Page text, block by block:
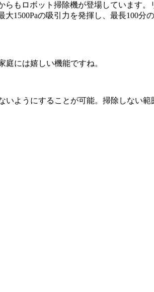
もロボット掃除機が登場しています
1500Paの吸引力を発揮し、最長100分
には嬉しい機能ですね。
ようにすることが可能。掃除しない